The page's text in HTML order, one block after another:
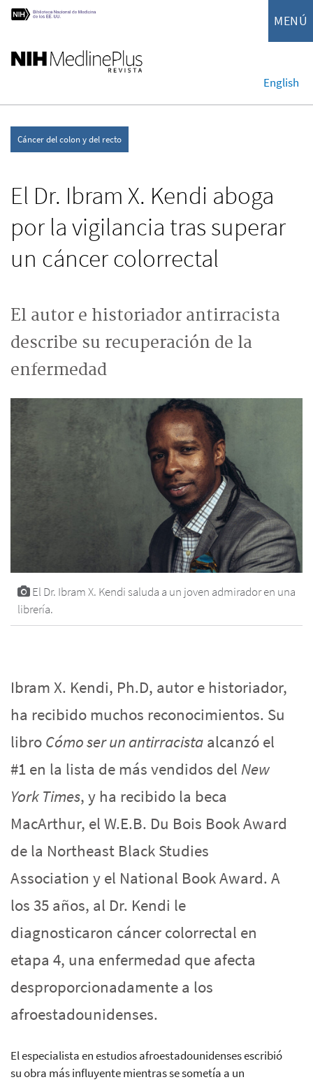
MENÚ
English
Cáncer del colon y del recto
El Dr. Ibram X. Kendi aboga
por la vigilancia tras superar
un cáncer colorrectal
El autor e historiador antirracista
describe su recuperación de la
enfermedad
El Dr. Ibram X. Kendi saluda a un joven admirador en una
librería.
Ibram X. Kendi, Ph.D, autor e historiador,
ha recibido muchos reconocimientos. Su
libro Cómo ser un antirracista alcanzó el
#1 en la lista de más vendidos del New
York Times, y ha recibido la beca
MacArthur, el W.E.B. Du Bois Book Award
de la Northeast Black Studies
Association y el National Book Award. A
los 35 años, al Dr. Kendi le
diagnosticaron cáncer colorrectal en
etapa 4, una enfermedad que afecta
desproporcionadamente a los
afroestadounidenses.
El especialista en estudios afroestadounidenses escribió
su obra más influyente mientras se sometía a un